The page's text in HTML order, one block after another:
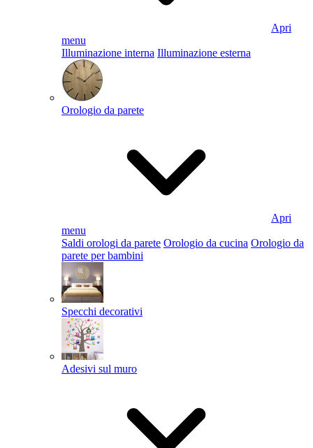
Apri
menu
Illuminazione interna Illuminazione esterna
Orologio da parete
Apri
menu
Saldi orologi da parete Orologio da cucina Orologio da
parete per bambini
Specchi decorativi
Adesivi sul muro